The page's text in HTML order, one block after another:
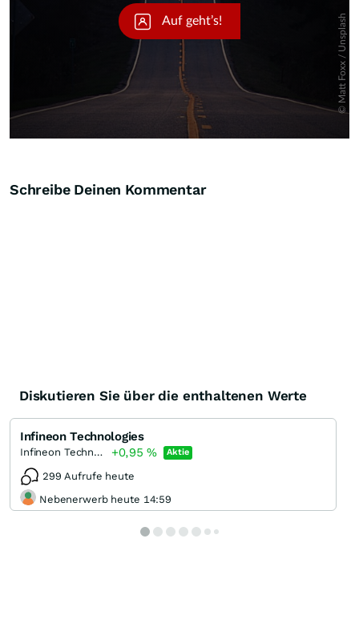
Schreibe Deinen Kommentar
Diskutieren Sie über die enthaltenen Werte
Infineon Technologies
Infineon Technologies +0,95% Aktie
299 Aufrufe heute
Nebenerwerb heute 14:59